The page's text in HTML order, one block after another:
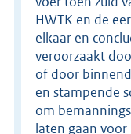
HWTK en de
elkaar en
veroorzaakt
of door
en stampende
om
laten gaan